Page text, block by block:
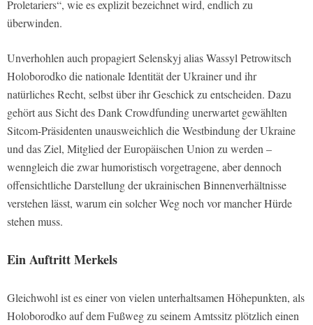
Proletariers“, wie es explizit bezeichnet wird, endlich zu
überwinden.
Unverhohlen auch propagiert Selenskyj alias Wassyl Petrowitsch
Holoborodko die nationale Identität der Ukrainer und ihr
natürliches Recht, selbst über ihr Geschick zu entscheiden. Dazu
gehört aus Sicht des Dank Crowdfunding unerwartet gewählten
Sitcom-Präsidenten unausweichlich die Westbindung der Ukraine
und das Ziel, Mitglied der Europäischen Union zu werden –
wenngleich die zwar humoristisch vorgetragene, aber dennoch
offensichtliche Darstellung der ukrainischen Binnenverhältnisse
verstehen lässt, warum ein solcher Weg noch vor mancher Hürde
stehen muss.
Ein Auftritt Merkels
Gleichwohl ist es einer von vielen unterhaltsamen Höhepunkten, als
Holoborodko auf dem Fußweg zu seinem Amtssitz plötzlich einen